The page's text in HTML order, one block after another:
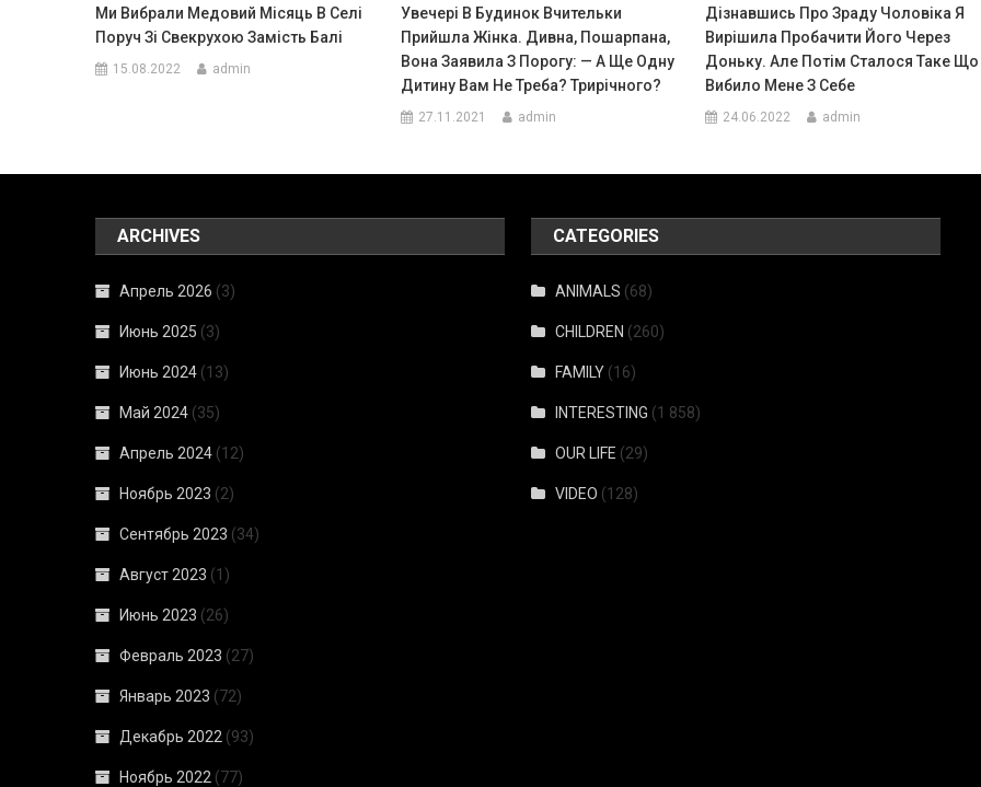
Ми Вибрали Медовий Місяць В Селі
Поруч Зі Свекрухою Замість Балі
15.08.2022 admin
Увечері В Будинок Вчительки
Прийшла Жінка. Дивна, Пошарпана,
Вона Заявила З Порогу: — А Ще Одну
Дитину Вам Не Треба? Трирічного?
27.11.2021 admin
Дізнавшись Про Зраду Чоловіка Я
Вирішила Пробачити Його Через
Доньку. Але Потім Сталося Таке Що
Вибило Мене З Себе
24.06.2022 admin
ARCHIVES
Апрель 2026 (3)
Июнь 2025 (3)
Июнь 2024 (13)
Май 2024 (35)
Апрель 2024 (12)
Ноябрь 2023 (2)
Сентябрь 2023 (34)
Август 2023 (1)
Июнь 2023 (26)
Февраль 2023 (27)
Январь 2023 (72)
Декабрь 2022 (93)
Ноябрь 2022 (77)
CATEGORIES
ANIMALS (68)
CHILDREN (260)
FAMILY (16)
INTERESTING (1 858)
OUR LIFE (29)
VIDEO (128)